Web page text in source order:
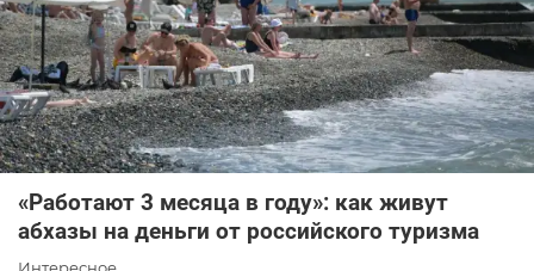
«Работают 3 месяца в году»: как живут
абхазы на деньги от российского туризма